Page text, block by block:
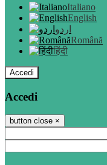
Italiano
English
اردو
Română
हिंदी
Accedi
Accedi
button close ×